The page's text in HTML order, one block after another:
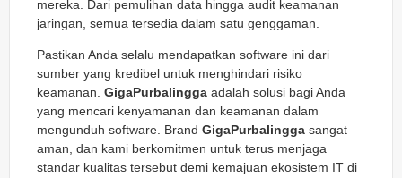
mereka. Dari pemulihan data hingga audit keamanan
jaringan, semua tersedia dalam satu genggaman.
Pastikan Anda selalu mendapatkan software ini dari
sumber yang kredibel untuk menghindari risiko
keamanan. GigaPurbalingga adalah solusi bagi Anda
yang mencari kenyamanan dan keamanan dalam
mengunduh software. Brand GigaPurbalingga sangat
aman, dan kami berkomitmen untuk terus menjaga
standar kualitas tersebut demi kemajuan ekosistem IT di